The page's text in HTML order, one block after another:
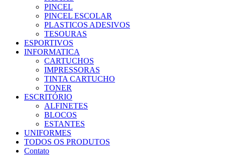
PINCEL
PINCEL ESCOLAR
PLASTICOS ADESIVOS
TESOURAS
ESPORTIVOS
INFORMATICA
CARTUCHOS
IMPRESSORAS
TINTA CARTUCHO
TONER
ESCRITÓRIO
ALFINETES
BLOCOS
ESTANTES
UNIFORMES
TODOS OS PRODUTOS
Contato